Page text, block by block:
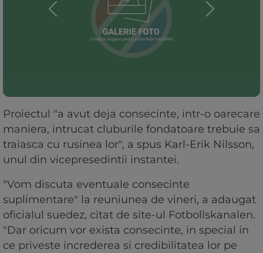
Proiectul "a avut deja consecinte, intr-o oarecare
maniera, intrucat cluburile fondatoare trebuie sa
traiasca cu rusinea lor", a spus Karl-Erik Nilsson,
unul din vicepresedintii instantei.
"Vom discuta eventuale consecinte
suplimentare" la reuniunea de vineri, a adaugat
oficialul suedez, citat de site-ul Fotbollskanalen.
"Dar oricum vor exista consecinte, in special in
ce priveste increderea si credibilitatea lor pe